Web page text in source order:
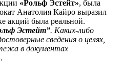
«Рольф Эстейт», была
Анатолия Кайро выразил
акций была реальной.
Эстейт”. Каких-либо
сведения о целях,
в документах